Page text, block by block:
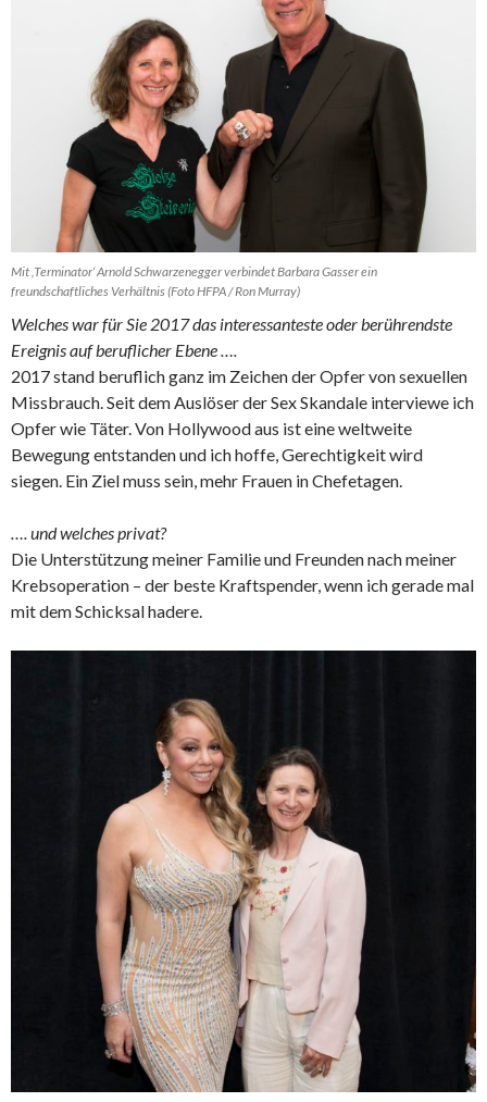
Mit ‚Terminator‘ Arnold Schwarzenegger verbindet Barbara Gasser ein
freundschaftliches Verhältnis (Foto HFPA / Ron Murray)
Welches war für Sie 2017 das interessanteste oder berührendste
Ereignis auf beruflicher Ebene ….
2017 stand beruflich ganz im Zeichen der Opfer von sexuellen
Missbrauch. Seit dem Auslöser der Sex Skandale interviewe ich
Opfer wie Täter. Von Hollywood aus ist eine weltweite
Bewegung entstanden und ich hoffe, Gerechtigkeit wird
siegen. Ein Ziel muss sein, mehr Frauen in Chefetagen.
…. und welches privat?
Die Unterstützung meiner Familie und Freunden nach meiner
Krebsoperation – der beste Kraftspender, wenn ich gerade mal
mit dem Schicksal hadere.